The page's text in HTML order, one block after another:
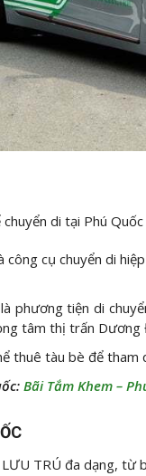
di tại Phú Quốc
công cụ chuyển di
phương tiện di
tâm thị trấn Dương
thuê tàu bè để tham
Bãi Tắm Khem –
TRÚ đa dạng, từ